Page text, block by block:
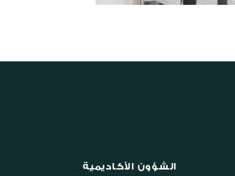
الشؤون الأكاديمية